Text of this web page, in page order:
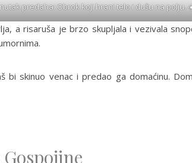
predaha: Obrok koji hrani telo i dušu na polju.
a risaruša je brzo skupljala i vezivala
skinuo venac i predao ga domaćinu.
Gospojine